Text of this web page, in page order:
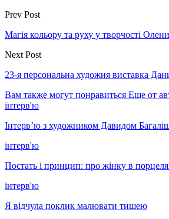
Prev Post
Магія кольору та руху у творчості
Next Post
23-я персональна художня виставка
Вам также могут понравиться Еще от
інтерв'ю
Інтерв’ю з художником Давидом
інтерв'ю
Постать і принцип: про жінку в
інтерв'ю
Я відчула поклик малювати тишею